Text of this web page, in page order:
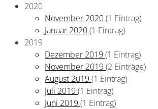
2020
November 2020(1 Eintrag)
Januar 2020(1 Eintrag)
2019
Dezember 2019 (1 Eintrag)
November 2019 (2 Einträge)
August 2019 (1 Eintrag)
Juli 2019 (1 Eintrag)
Juni 2019 (1 Eintrag)